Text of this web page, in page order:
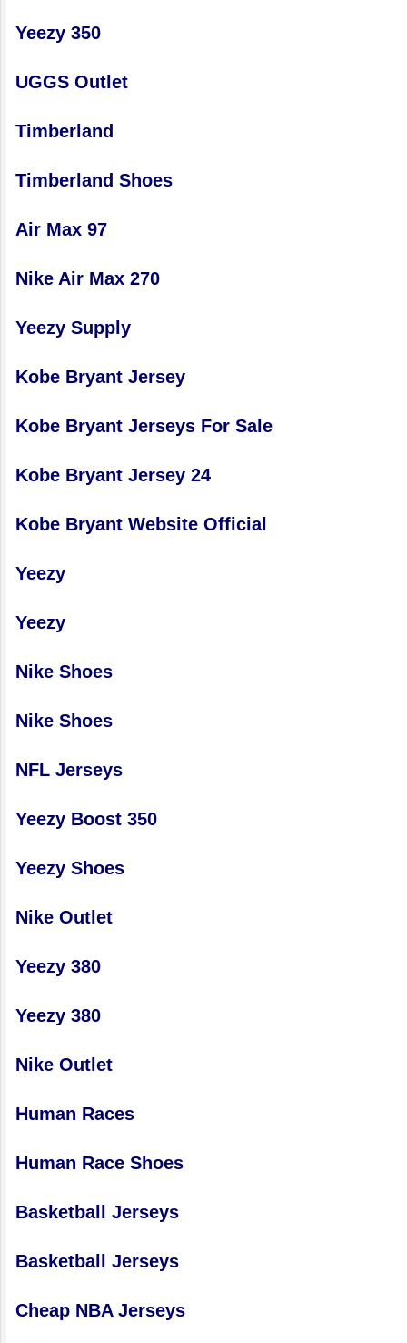
Yeezy 350
UGGS Outlet
Timberland
Timberland Shoes
Air Max 97
Nike Air Max 270
Yeezy Supply
Kobe Bryant Jersey
Kobe Bryant Jerseys For Sale
Kobe Bryant Jersey 24
Kobe Bryant Website Official
Yeezy
Yeezy
Nike Shoes
Nike Shoes
NFL Jerseys
Yeezy Boost 350
Yeezy Shoes
Nike Outlet
Yeezy 380
Yeezy 380
Nike Outlet
Human Races
Human Race Shoes
Basketball Jerseys
Basketball Jerseys
Cheap NBA Jerseys